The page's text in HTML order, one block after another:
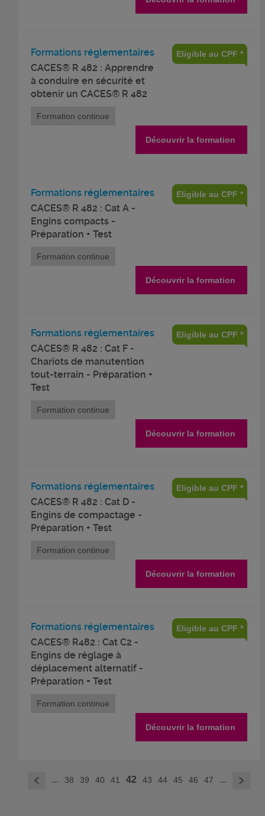
Formations réglementaires
CACES® R 482 : Apprendre
à conduire en sécurité et
obtenir un CACES® R 482
Eligible au CPF *
Formation continue
Découvrir la formation
Formations réglementaires
CACES® R 482 : Cat A -
Engins compacts -
Préparation + Test
Eligible au CPF *
Formation continue
Découvrir la formation
Formations réglementaires
CACES® R 482 : Cat F -
Chariots de manutention
tout-terrain - Préparation +
Test
Eligible au CPF *
Formation continue
Découvrir la formation
Formations réglementaires
CACES® R 482 : Cat D -
Engins de compactage -
Préparation + Test
Eligible au CPF *
Formation continue
Découvrir la formation
Formations réglementaires
CACES® R482 : Cat C2 -
Engins de réglage à
déplacement alternatif -
Préparation + Test
Eligible au CPF *
Formation continue
Découvrir la formation
< ... 38 39 40 41 42 43 44 45 46 47 ... >